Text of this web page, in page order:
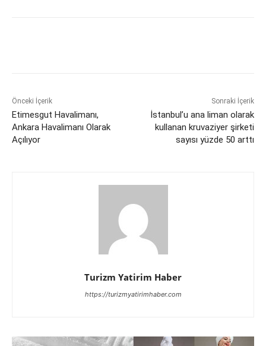
Önceki İçerik
Etimesgut Havalimanı,
Ankara Havalimanı Olarak
Açılıyor
Sonraki İçerik
İstanbul’u ana liman olarak
kullanan kruvaziyer şirketi
sayısı yüzde 50 arttı
Turizm Yatirim Haber
https://turizmyatirimhaber.com